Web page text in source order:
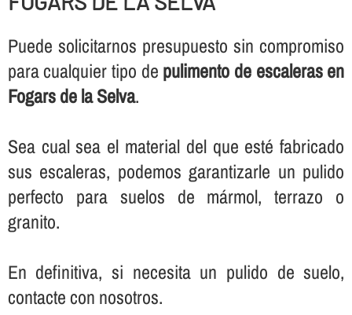
Puede solicitarnos presupuesto sin compromiso
para cualquier tipo de pulimento de escaleras en
Fogars de la Selva.
Sea cual sea el material del que esté fabricado
sus escaleras, podemos garantizarle un pulido
perfecto para suelos de mármol, terrazo o
granito.
En definitiva, si necesita un pulido de suelo,
contacte con nosotros.